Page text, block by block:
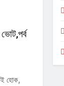
হোক,